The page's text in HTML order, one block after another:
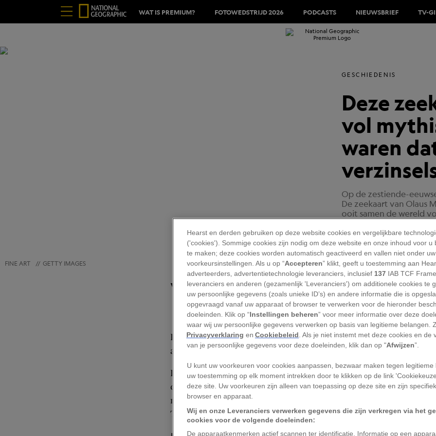
WAT IS PREMIUM? FOTOWEDSTRIJD 2026 PODCASTS NIEUWSBRIEF TV-
FINE ART // GETTY IMAGES
GESCHIEDENIS
Deze
vol
waren
Op de zestiende-
De zeekaart van Olaus
ooit samen de wereld
V
oor de kust van Noorwegen kronkelt een reusachtige
een draakachtige kop rond een schip. Bij de Faeröer
monster een zeehond uit het water. En langs de
verplettert een gigantische kreeft een man met zijn
Deze scènes lijken rechtstreeks uit een mythe te komen, maar
afgebeeld op een echte kaart: de Carta Marina uit 1539.
Deze gedetailleerde zeekaart van Noord-Europa diende als
ontdekkingsreizigers, cartografen en geleerden. Pas decennia
men te twijfelen aan het waarheidsgehalte van de afgebeelde
Toch waren ze niet louter verzonnen.
Hearst en derden gebruiken op deze website cookies en vergelijkbare
('cookies'). Sommige cookies zijn nodig om deze website en onze inhoud voor u
te maken; deze cookies worden automatisch geactiveerd en vallen niet onder uw
voorkeursinstellingen. Als u op “Accepteren” klikt, geeft u toestemming aan
adverteerders, advertentietechnologie leveranciers, inclusief 137 IAB TCF
leveranciers en anderen (gezamenlijk 'Leveranciers') om additionele cookies te
uw persoonlijke gegevens (zoals unieke ID’s) en andere informatie die is
opgevraagd vanaf uw apparaat of browser te verwerken voor de hieronder
doeleinden. Klik op “Instellingen beheren” voor meer informatie over deze
waar wij uw persoonlijke gegevens verwerken op basis van legitieme belangen.
Privacyverklaring enCookiebeleid . Als je niet instemt met deze cookies en de
van je persoonlijke gegevens voor deze doeleinden, klik dan op "Afwijzen”.
U kunt uw voorkeuren voor cookies aanpassen, bezwaar maken tegen legitieme
uw toestemming op elk moment intrekken door te klikken op de link
deze site. Uw voorkeuren zijn alleen van toepassing op deze site en zijn
browser en apparaat.
Wij en onze Leveranciers verwerken gegevens die zijn verkregen via het
cookies voor de volgende doeleinden:
De apparaatkenmerken actief scannen ter identificatie. Informatie op een